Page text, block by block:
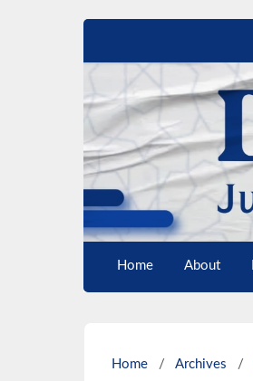
Home About
Home / Archives /